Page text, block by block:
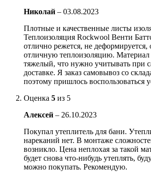
Николай – 03.08.2023
Плотные и качественные листы
Теплоизоляция Rockwool Венти
отлично режется, не деформируется,
отличную теплоизоляцию. Материал
тяжелый, что нужно учитывать при
доставке. Я заказ самовывоз со
поэтому пришлось воспользоваться
Оценка 5 из 5
Алексей – 26.10.2023
Покупал утеплитель для бани.
нареканий нет. В монтаже
возникло. Цена неплохая за такой
будет снова что-нибудь утеплять,
можно покупать. Рекомендую.